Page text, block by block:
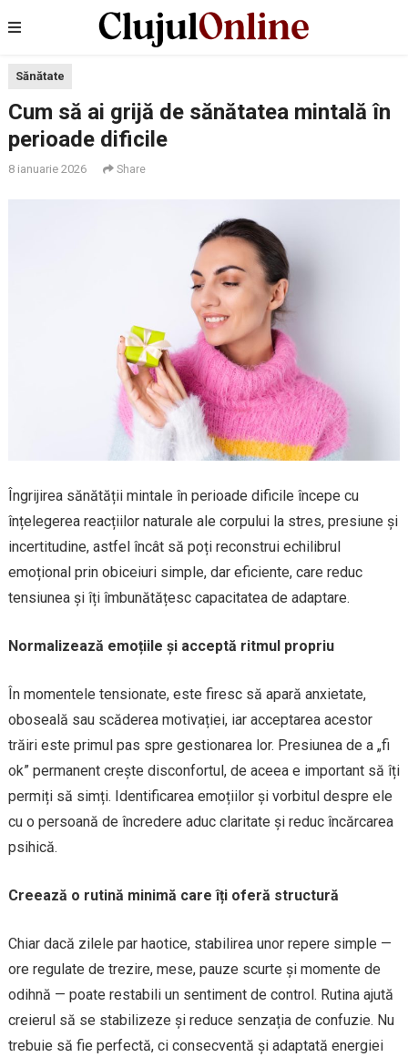
Sănătate
Cum să ai grijă de sănătatea mintală în
perioade dificile
8 ianuarie 2026 Share
Îngrijirea sănătății mintale în perioade dificile începe cu
înțelegerea reacțiilor naturale ale corpului la stres, presiune și
incertitudine, astfel încât să poți reconstrui echilibrul
emoțional prin obiceiuri simple, dar eficiente, care reduc
tensiunea și îți îmbunătățesc capacitatea de adaptare.
Normalizează emoțiile și acceptă ritmul propriu
În momentele tensionate, este firesc să apară anxietate,
oboseală sau scăderea motivației, iar acceptarea acestor
trăiri este primul pas spre gestionarea lor. Presiunea de a „fi
ok” permanent crește disconfortul, de aceea e important să îți
permiți să simți. Identificarea emoțiilor și vorbitul despre ele
cu o persoană de încredere aduc claritate și reduc încărcarea
psihică.
Creează o rutină minimă care îți oferă structură
Chiar dacă zilele par haotice, stabilirea unor repere simple —
ore regulate de trezire, mese, pauze scurte și momente de
odihnă — poate restabili un sentiment de control. Rutina ajută
creierul să se stabilizeze și reduce senzația de confuzie. Nu
trebuie să fie perfectă, ci consecventă și adaptată energiei